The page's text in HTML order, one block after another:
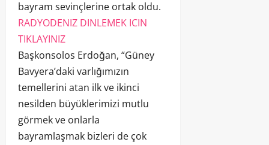
bayram sevinçlerine ortak oldu.
RADYODENIZ DINLEMEK ICIN
TIKLAYINIZ
Başkonsolos Erdoğan, “Güney
Bavyera’daki varlığımızın
temellerini atan ilk ve ikinci
nesilden büyüklerimizi mutlu
görmek ve onlarla
bayramlaşmak bizleri de çok